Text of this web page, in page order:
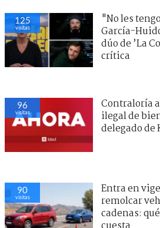
125
visitas
"No les
García-
dúo de ’La
crítica
96
visitas
Contraloría
ilegal de
delegado de
90
visitas
Entra en
remolcar
cadenas: